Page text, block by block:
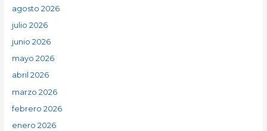
agosto 2026
julio 2026
junio 2026
mayo 2026
abril 2026
marzo 2026
febrero 2026
enero 2026